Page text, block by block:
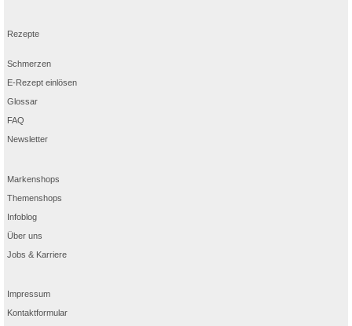
Rezepte
Schmerzen
E-Rezept einlösen
Glossar
FAQ
Newsletter
Markenshops
Themenshops
Infoblog
Über uns
Jobs & Karriere
Impressum
Kontaktformular